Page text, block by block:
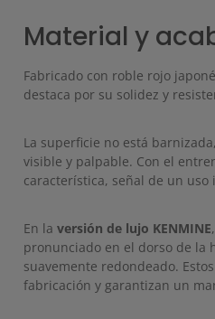
Material y
Fabricado con roble rojo
destaca por su solidez y
La superficie no está
visible y palpable. Con el
característica, señal de un
En la versión de lujo KENMINE
pronunciado en el dorso de la
suavemente redondeado.
fabricación y garantizan un